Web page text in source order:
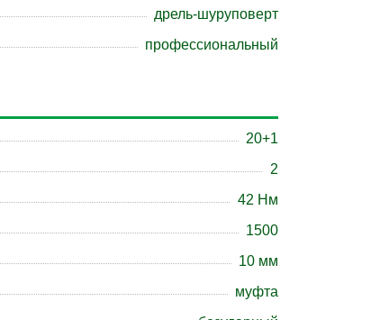
дрель-шуруповерт
профессиональный
20+1
2
42 Нм
1500
10 мм
муфта